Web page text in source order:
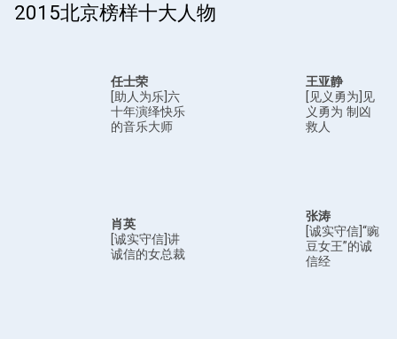
2015北京榜样十大人物
任士荣
[助人为乐]六
十年演绎快乐
的音乐大师
王亚静
[见义勇为]见
义勇为 制凶
救人
肖英
[诚实守信]讲
诚信的女总裁
张涛
[诚实守信]“豌
豆女王”的诚
信经